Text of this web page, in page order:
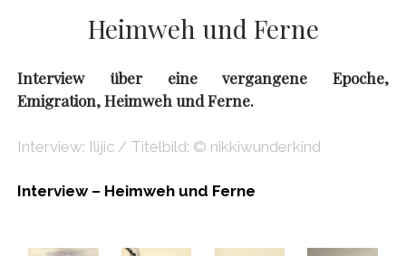
Heimweh und Ferne
Interview über eine vergangene Epoche,
Emigration, Heimweh und Ferne.
Interview: Ilijic / Titelbild: © nikkiwunderkind
Interview – Heimweh und Ferne